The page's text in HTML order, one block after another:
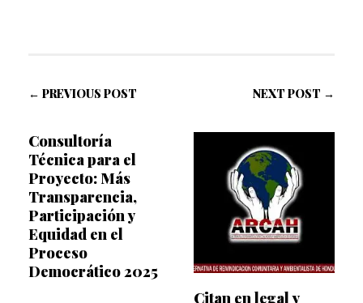
← PREVIOUS POST
Consultoría
Técnica para el
Proyecto: Más
Transparencia,
Participación y
Equidad en el
Proceso
Democrático 2025
NEXT POST →
Citan en legal y